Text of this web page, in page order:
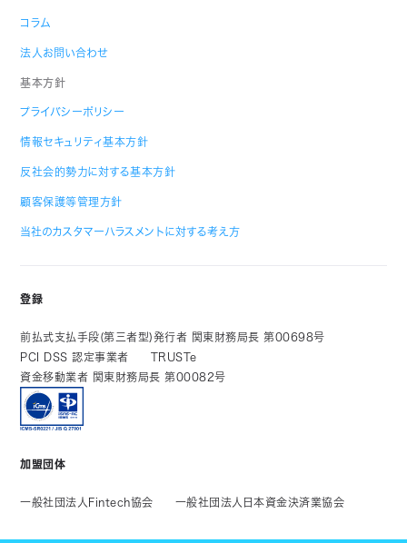
コラム
法人お問い合わせ
基本方針
プライバシーポリシー
情報セキュリティ基本方針
反社会的勢力に対する基本方針
顧客保護等管理方針
当社のカスタマーハラスメントに対する考え方
登録
前払式支払手段(第三者型)発行者 関東財務局長 第00698号
PCI DSS 認定事業者
TRUSTe
資金移動業者 関東財務局長 第00082号
加盟団体
一般社団法人Fintech協会 一般社団法人日本資金決済業協会